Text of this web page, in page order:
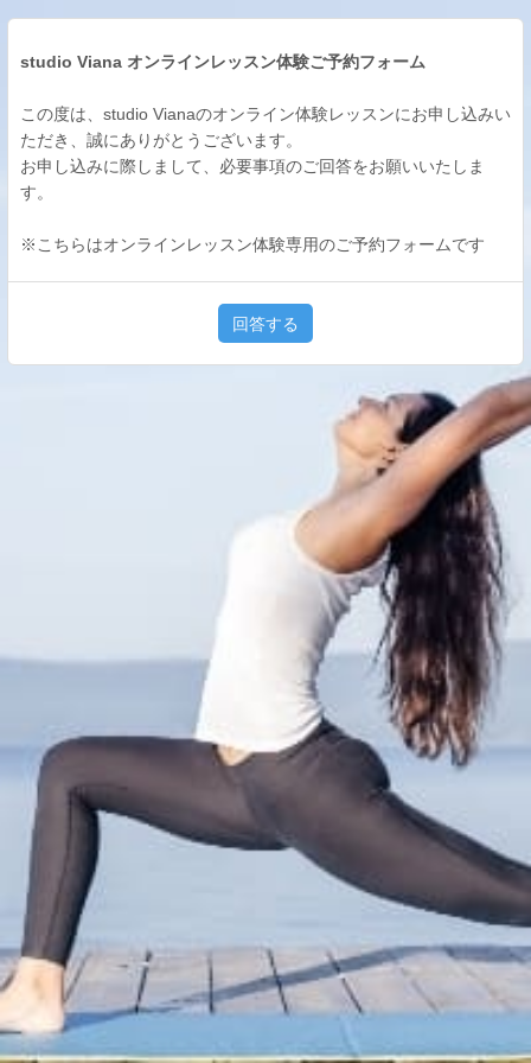
studio Viana オンラインレッスン体験ご予約フォーム
この度は、studio Vianaのオンライン体験レッスンにお申し込みい
ただき、誠にありがとうございます。
お申し込みに際しまして、必要事項のご回答をお願いいたしま
す。
※こちらはオンラインレッスン体験専用のご予約フォームです